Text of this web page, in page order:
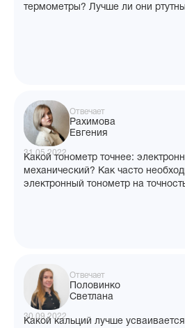
термометры? Лучше ли они
Отвечает
Рахимова
Евгения
31.05.2022
Какой тонометр точнее:
механический? Как часто
электронный тонометр на
Отвечает
Половинко
Светлана
30.09.2022
Какой кальций лучше